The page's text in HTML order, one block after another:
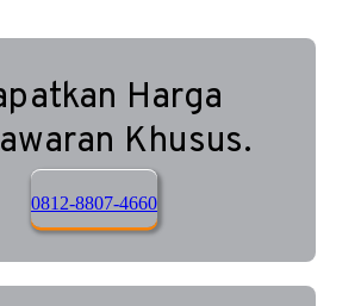
Harga
Khusus.
0812-8807-4660